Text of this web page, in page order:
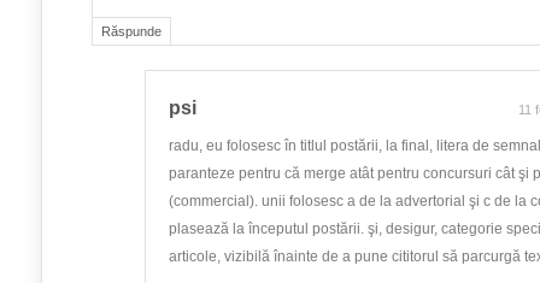
Răspunde
psi 11
radu, eu folosesc în titlul postării, la final, litera de
paranteze pentru că merge atât pentru concursuri cât şi
(commercial). unii folosesc a de la advertorial şi c de la
plasează la începutul postării. şi, desigur, categorie
articole, vizibilă înainte de a pune cititorul să parcurgă